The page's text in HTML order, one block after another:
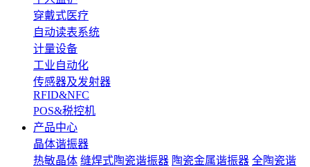
穿戴式医疗
自动读表系统
计量设备
工业自动化
传感器及发射器
RFID&NFC
POS&税控机
产品中心
晶体谐振器
热敏晶体 缝焊式陶瓷谐振器 陶瓷金属谐振器 全陶瓷谐